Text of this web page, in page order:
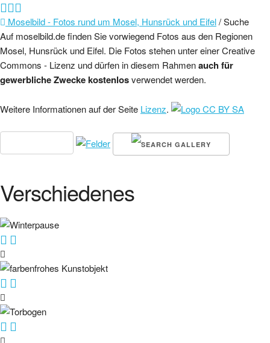
Moselbild - Fotos rund um Mosel, Hunsrück und Eifel/ Suche
Auf moselbild.de finden Sie vorwiegend Fotos aus den Regionen
Mosel, Hunsrück und Eifel. Die Fotos stehen unter einer Creative
Commons - Lizenz und dürfen in diesem Rahmenauch für
gewerbliche Zwecke kostenlosverwendet werden.
Weitere Informationen auf der Seite Lizenz.
Verschiedenes